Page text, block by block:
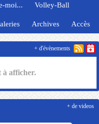
moi... Volley-Ball
Archives Accès
à afficher.
+ d'évènements
+ de videos